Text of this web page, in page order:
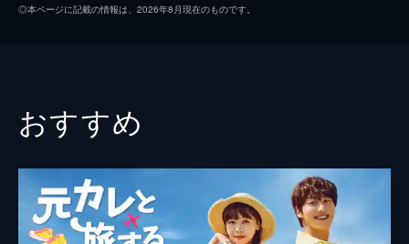
◎本ページに記載の情報は、2026年8月現在のものです。
おすすめ